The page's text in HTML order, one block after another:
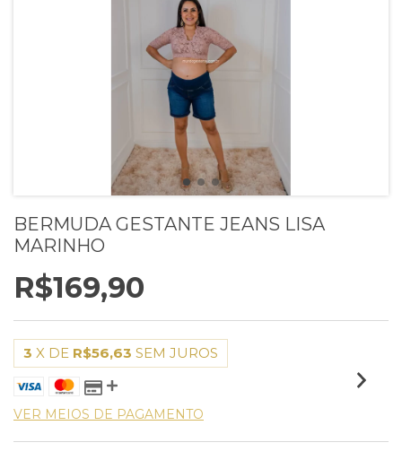
BERMUDA GESTANTE JEANS LISA
MARINHO
R$169,90
3 X DE R$56,63 SEM JUROS
VER MEIOS DE PAGAMENTO